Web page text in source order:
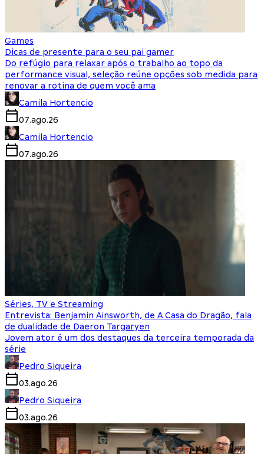
Games
Dicas de presente para o seu pai gamer
Do refúgio para relaxar após o trabalho ao topo da
performance visual, seleção reúne opções sob medida para
renovar a rotina de quem você ama
Camila Hortencio
07.ago.26
Camila Hortencio
07.ago.26
Séries, TV e Streaming
Entrevista: Benjamin Ainsworth, de A Casa do Dragão, fala
de dualidade de Daeron Targaryen
Jovem ator é um dos destaques da terceira temporada da
série
Pedro Siqueira
03.ago.26
Pedro Siqueira
03.ago.26